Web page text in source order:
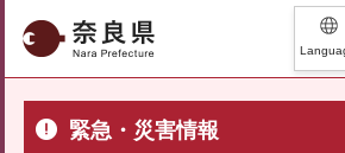
奈良県
緊急・災害情報